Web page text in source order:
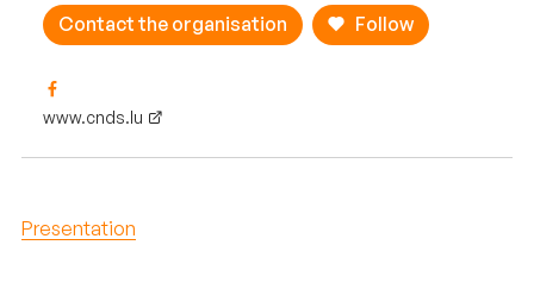
Contact the organisation Follow
www.cnds.lu
Presentation